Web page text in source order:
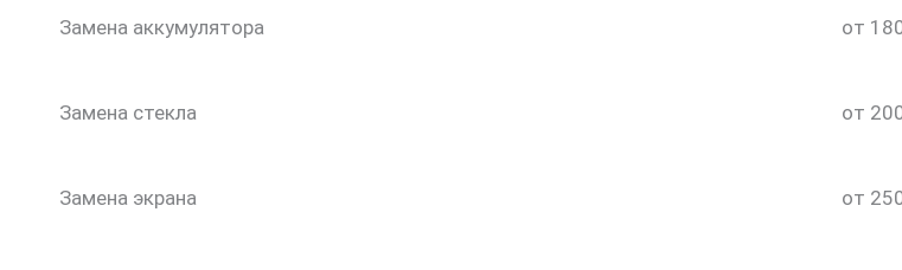
Замена аккумулятора от
Замена стекла от
Замена экрана от